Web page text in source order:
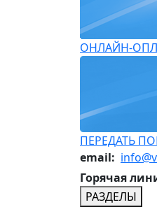
ОНЛАЙН-
ПЕРЕДАТЬ
email:
Горячая
РАЗДЕЛЫ